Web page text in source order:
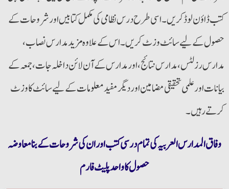
کتب ڈاؤن لوڈ کریں۔ اسی طرح درس نظامی کی مکمل کتابیں اور شروحات کے
حصول کےلیے سائٹ وزٹ کریں۔ اس کے علاوہ مزید مدارس نصاب،
مدارس رزلٹس، مدارس نتائج، اورمدارس کے آن لائن داخلہ جات، جمعہ کے
بیانات اورعلمی تحقیقی مضامین اور دیگر مفید معلومات کے لیے سائٹ کا وزٹ
کرتے رہیں۔
وفاق المدارس العربیہ کی تمام درسی کتب اور ان کی شروحات کے بنا معاوضہ
حصول کا واحد پلیٹ فارم